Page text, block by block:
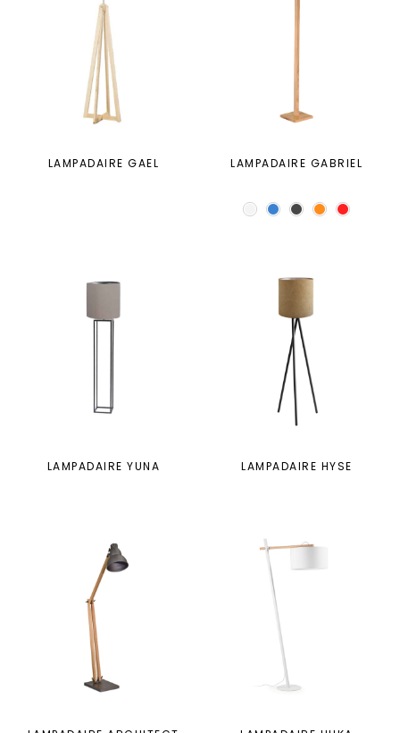
LAMPADAIRE GAEL LAMPADAIRE GABRIEL
LAMPADAIRE YUNA LAMPADAIRE HYSE